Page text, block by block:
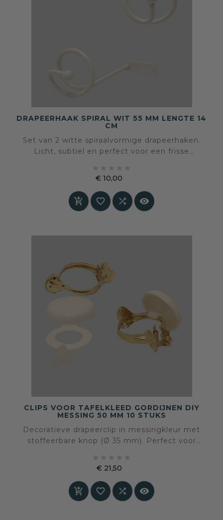
DRAPEERHAAK SPIRAL WIT 55 MM LENGTE 14
CM
Set van 2 witte spiraalvormige drapeerhaken.
Licht, subtiel en perfect voor een frisse
€ 10,00
   
CLIPS VOOR TAFELKLEED GORDIJNEN DIY
MESSING 50 MM 10 STUKS
Decoratieve drapeerclip in messingkleur met
stoffeerbare knop (Ø 35 mm). Perfect voor
€ 21,50
   